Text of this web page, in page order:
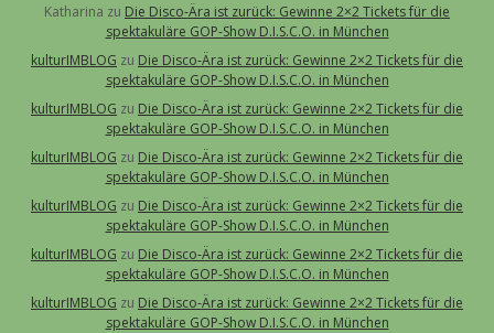
Katharina zu Die Disco-Ära ist zurück: Gewinne 2×2 Tickets für die
spektakuläre GOP-Show D.I.S.C.O. in München
kulturIMBLOG zu Die Disco-Ära ist zurück: Gewinne 2×2 Tickets für die
spektakuläre GOP-Show D.I.S.C.O. in München
kulturIMBLOG zu Die Disco-Ära ist zurück: Gewinne 2×2 Tickets für die
spektakuläre GOP-Show D.I.S.C.O. in München
kulturIMBLOG zu Die Disco-Ära ist zurück: Gewinne 2×2 Tickets für die
spektakuläre GOP-Show D.I.S.C.O. in München
kulturIMBLOG zu Die Disco-Ära ist zurück: Gewinne 2×2 Tickets für die
spektakuläre GOP-Show D.I.S.C.O. in München
kulturIMBLOG zu Die Disco-Ära ist zurück: Gewinne 2×2 Tickets für die
spektakuläre GOP-Show D.I.S.C.O. in München
kulturIMBLOG zu Die Disco-Ära ist zurück: Gewinne 2×2 Tickets für die
spektakuläre GOP-Show D.I.S.C.O. in München